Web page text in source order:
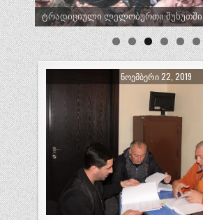
ტრადიციული ლელობურთი შუხუთში
ᲜᲝᲔᲛᲑᲔᲠᲘ 22, 2019